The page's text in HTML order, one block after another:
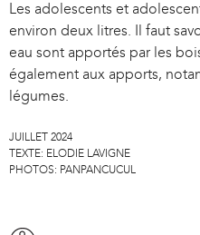
Les adolescents et
environ deux litres. Il faut
eau sont apportés par les
également aux apports,
légumes.
JUILLET 2024
TEXTE: ELODIE LAVIGNE
PHOTOS: PANPANCUCUL